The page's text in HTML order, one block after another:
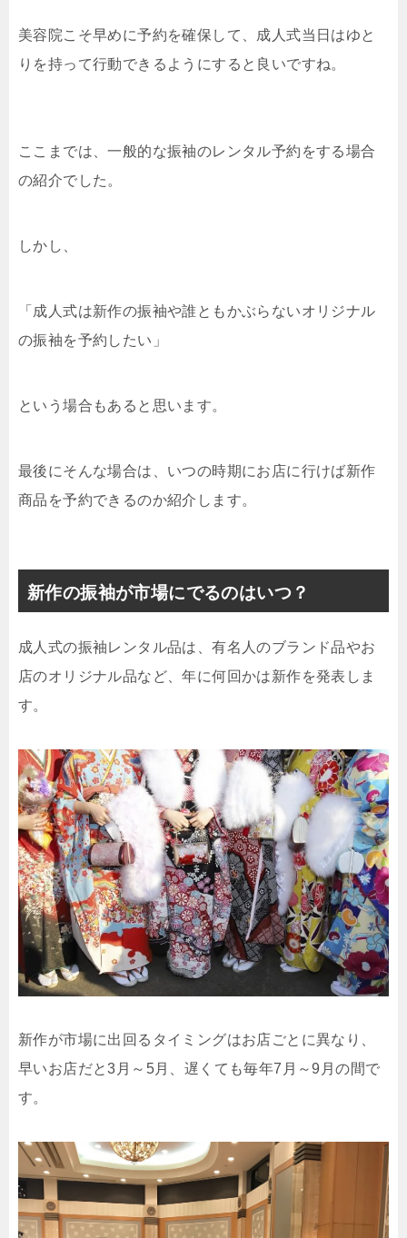
美容院こそ早めに予約を確保して、成人式当日はゆと
りを持って行動できるようにすると良いですね。
ここまでは、一般的な振袖のレンタル予約をする場合
の紹介でした。
しかし、
「成人式は新作の振袖や誰ともかぶらないオリジナル
の振袖を予約したい」
という場合もあると思います。
最後にそんな場合は、いつの時期にお店に行けば新作
商品を予約できるのか紹介します。
新作の振袖が市場にでるのはいつ？
成人式の振袖レンタル品は、有名人のブランド品やお
店のオリジナル品など、年に何回かは新作を発表しま
す。
新作が市場に出回るタイミングはお店ごとに異なり、
早いお店だと3月～5月、遅くても毎年7月～9月の間で
す。